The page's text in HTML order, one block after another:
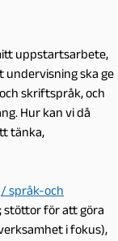
uppstartsarbete,
undervisning ska ge
skriftspråk, och
Hur kan vi då
tänka,
språk-och
stöttor för att göra
i fokus),